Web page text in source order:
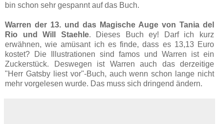
bin schon sehr gespannt auf das Buch.
Warren der 13. und das Magische Auge von Tania del
Rio und Will Staehle. Dieses Buch ey! Darf ich kurz
erwähnen, wie amüsant ich es finde, dass es 13,13 Euro
kostet? Die Illustrationen sind famos und Warren ist ein
Zuckerstück. Deswegen ist Warren auch das derzeitige
"Herr Gatsby liest vor"-Buch, auch wenn schon lange nicht
mehr vorgelesen wurde. Das muss sich dringend ändern.